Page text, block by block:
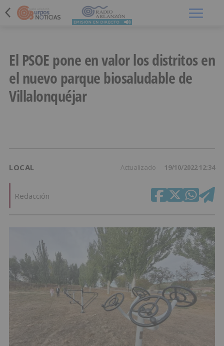
El PSOE pone en valor los distritos en
el nuevo parque biosaludable de
Villalonquéjar
LOCAL Actualizado 19/10/2022 12:34
Redacción